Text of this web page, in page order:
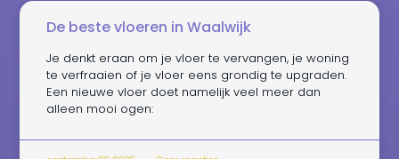
De beste vloeren in Waalwijk
Je denkt eraan om je vloer te vervangen, je woning
te verfraaien of je vloer eens grondig te upgraden.
Een nieuwe vloer doet namelijk veel meer dan
alleen mooi ogen: